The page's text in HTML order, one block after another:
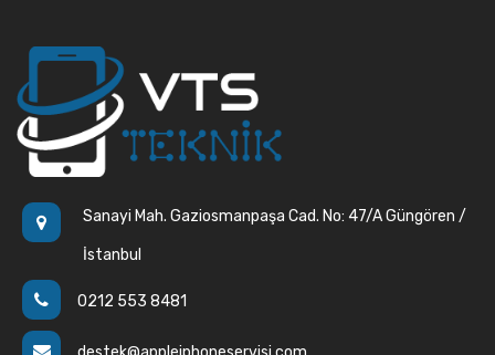
Sanayi Mah. Gaziosmanpaşa Cad. No: 47/A Güngören /
İstanbul
0212 553 8481